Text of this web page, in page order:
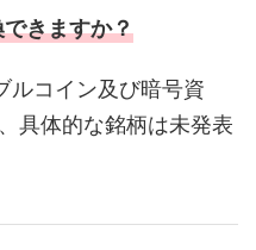
きますか？
ルコイン及び暗号資
具体的な銘柄は未発表